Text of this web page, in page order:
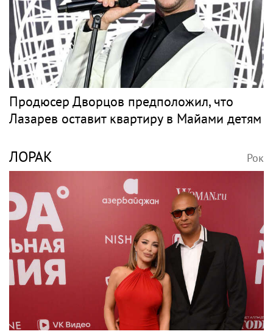
Продюсер Дворцов предположил, что
Лазарев оставит квартиру в Майами детям
ЛОРАК Рок